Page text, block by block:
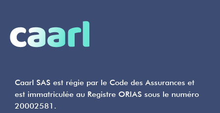
Caarl SAS est régie par le Code des Assurances et
est immatriculée au Registre ORIAS sous le numéro
20002581.